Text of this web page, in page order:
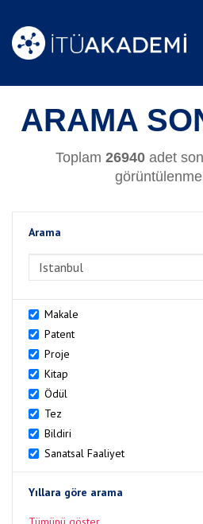
ARAMA
Toplam 26940adet
Arama
Makale
Patent
Proje
Kitap
Ödül
Tez
Bildiri
Sanatsal Faaliyet
Yıllara göre arama